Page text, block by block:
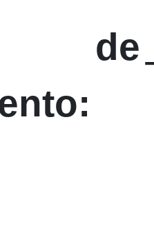
de